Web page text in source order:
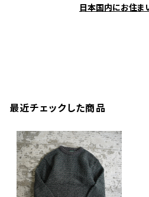
日本国内にお住ま
最近チェックした商品